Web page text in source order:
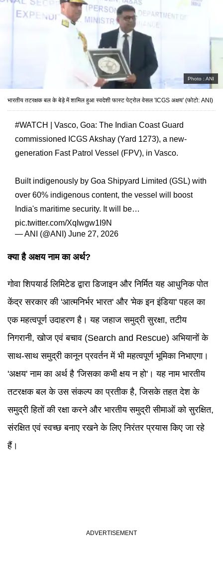
Photo : ANI
भारतीय तटरक्षक बल के बेड़े में शामिल हुआ स्वदेशी फास्ट पेट्रोल वेसल 'ICGS अक्षय' (फोटो: ANI)
#WATCH
| Vasco, Goa: The Indian Coast Guard
commissioned ICGS Akshay (Yard 1273), a new-
generation Fast Patrol Vessel (FPV), in Vasco.
Built indigenously by Goa Shipyard Limited (GSL) with
over 60% indigenous content, the vessel will boost
India's maritime security. It will be…
pic.twitter.com/XqIwgw1I9N
— ANI (@ANI) June 27, 2026
क्या है अक्षय नाम का अर्थ?
गोवा शिपयार्ड लिमिटेड द्वारा डिजाइन और निर्मित यह आधुनिक पोत
केंद्र सरकार की 'आत्मनिर्भर भारत' और 'मेक इन इंडिया' पहल का
एक महत्वपूर्ण उदाहरण है। यह जहाज समुद्री सुरक्षा, तटीय
निगरानी, खोज एवं बचाव (Search and Rescue) अभियानों के
साथ-साथ समुद्री कानून प्रवर्तन में भी महत्वपूर्ण भूमिका निभाएगा।
'अक्षय' नाम का अर्थ है 'जिसका कभी क्षय न हो'। यह नाम भारतीय
तटरक्षक बल के उस संकल्प का प्रतीक है, जिसके तहत देश के
समुद्री हितों की रक्षा करने और भारतीय समुद्री सीमाओं को सुरक्षित,
संरक्षित एवं स्वच्छ बनाए रखने के लिए निरंतर प्रयास किए जा रहे
हैं।